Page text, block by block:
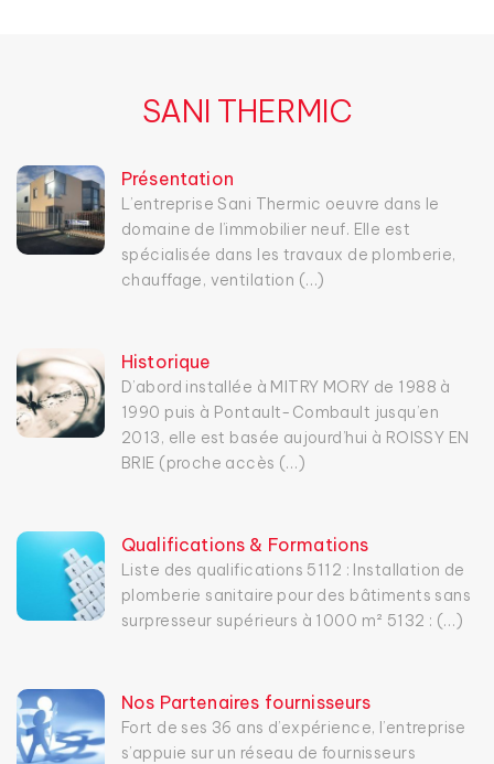
SANI THERMIC
Présentation
L’entreprise Sani Thermic oeuvre dans le
domaine de l’immobilier neuf. Elle est
spécialisée dans les travaux de plomberie,
chauffage, ventilation (…)
Historique
D’abord installée à MITRY MORY de 1988 à
1990 puis à Pontault-Combault jusqu’en
2013, elle est basée aujourd’hui à ROISSY EN
BRIE (proche accès (…)
Qualifications & Formations
Liste des qualifications 5112 : Installation de
plomberie sanitaire pour des bâtiments sans
surpresseur supérieurs à 1000 m² 5132 : (…)
Nos Partenaires fournisseurs
Fort de ses 36 ans d’expérience, l’entreprise
s’appuie sur un réseau de fournisseurs